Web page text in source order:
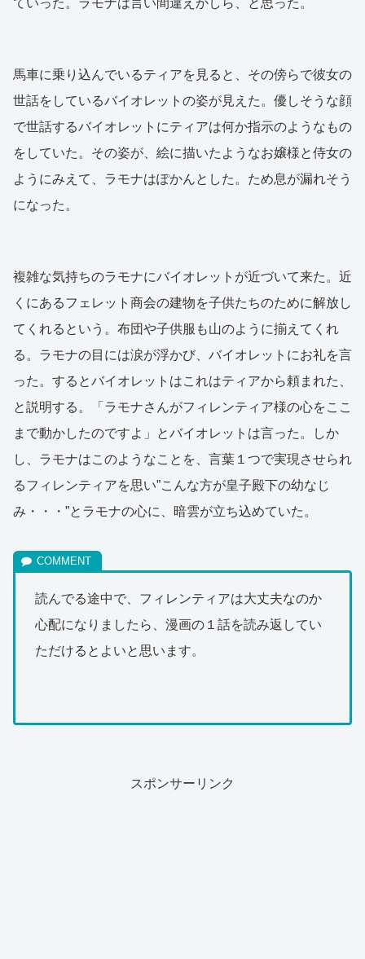
ていった。ラモナは言い間違えかしら、と思った。
馬車に乗り込んでいるティアを見ると、その傍らで彼女の
世話をしているバイオレットの姿が見えた。優しそうな顔
で世話するバイオレットにティアは何か指示のようなもの
をしていた。その姿が、絵に描いたようなお嬢様と侍女の
ようにみえて、ラモナはぽかんとした。ため息が漏れそう
になった。
複雑な気持ちのラモナにバイオレットが近づいて来た。近
くにあるフェレット商会の建物を子供たちのために解放し
てくれるという。布団や子供服も山のように揃えてくれ
る。ラモナの目には涙が浮かび、バイオレットにお礼を言
った。するとバイオレットはこれはティアから頼まれた、
と説明する。「ラモナさんがフィレンティア様の心をここ
まで動かしたのですよ」とバイオレットは言った。しか
し、ラモナはこのようなことを、言葉１つで実現させられ
るフィレンティアを思い”こんな方が皇子殿下の幼なじ
み・・・”とラモナの心に、暗雲が立ち込めていた。
読んでる途中で、フィレンティアは大丈夫なのか
心配になりましたら、漫画の１話を読み返してい
ただけるとよいと思います。
スポンサーリンク